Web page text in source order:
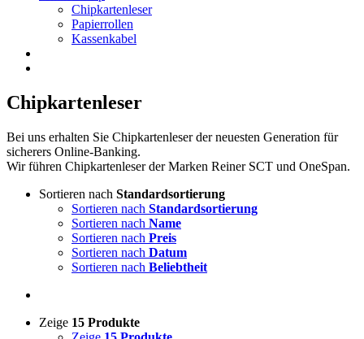
Chipkartenleser
Papierrollen
Kassenkabel
Chipkartenleser
Bei uns erhalten Sie Chipkartenleser der neuesten Generation für
sicherers Online-Banking.
Wir führen Chipkartenleser der Marken Reiner SCT und OneSpan.
Sortieren nach Standardsortierung
Sortieren nach Standardsortierung
Sortieren nach Name
Sortieren nach Preis
Sortieren nach Datum
Sortieren nach Beliebtheit
Zeige 15 Produkte